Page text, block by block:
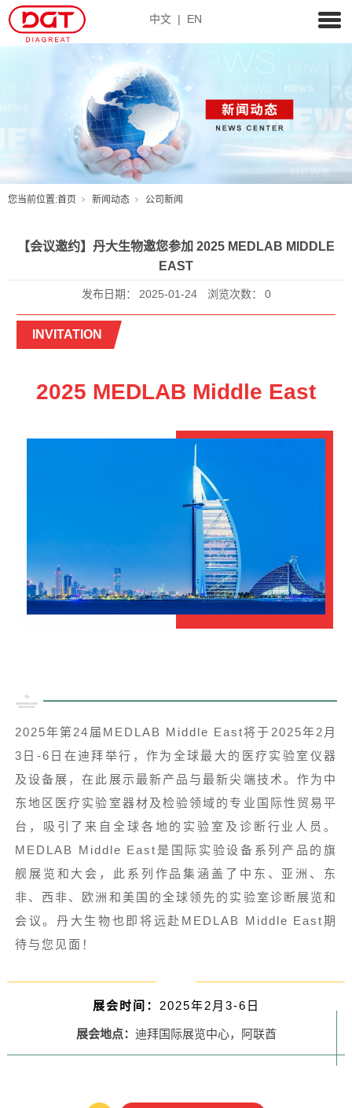
中文 | EN
您当前位置:首页 新闻动态 公司新闻
【会议邀约】丹大生物邀您参加 2025 MEDLAB MIDDLE
EAST
发布日期： 2025-01-24 浏览次数： 0
INVITATION
2025 MEDLAB Middle East
2025年第24届MEDLAB Middle East将于2025年2月
3日-6日在迪拜举行，作为全球最大的医疗实验室仪器
及设备展，在此展示最新产品与最新尖端技术。作为中
东地区医疗实验室器材及检验领域的专业国际性贸易平
台，吸引了来自全球各地的实验室及诊断行业人员。
MEDLAB Middle East是国际实验设备系列产品的旗
舰展览和大会，此系列作品集涵盖了中东、亚洲、东
非、西非、欧洲和美国的全球领先的实验室诊断展览和
会议。丹大生物也即将远赴MEDLAB Middle East期
待与您见面！
展会时间： 2025年2月3-6日
展会地点： 迪拜国际展览中心，阿联酋